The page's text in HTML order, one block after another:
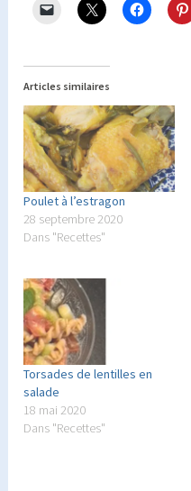
Articles similaires
Poulet à l’estragon
28 septembre 2020
Dans "Recettes"
Torsades de lentilles en
salade
18 mai 2020
Dans "Recettes"